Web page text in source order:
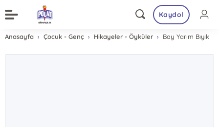
Kaydol
Anasayfa Çocuk - Genç Hikayeler - Öyküler Bay Yarım Bıyık